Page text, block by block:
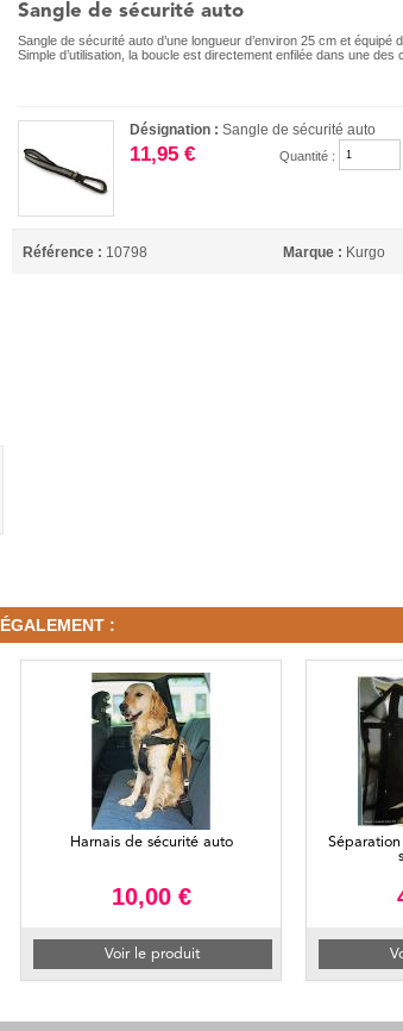
Sangle de sécurité auto
Sangle de sécurité auto d’une longueur d’environ 25 cm et équipé
Simple d’utilisation, la boucle est directement enfilée dans une des
Désignation :Sangle de sécurité auto
11,95 € Quantité :
Référence : 10798 Marque : Kurgo
:
Harnais de sécurité auto
10,00 €
Voir le produit